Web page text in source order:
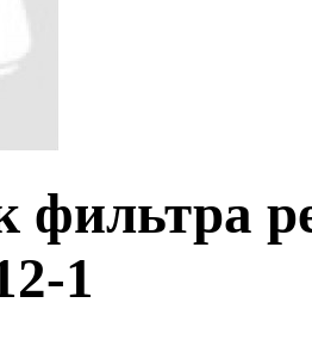
фильтра
1